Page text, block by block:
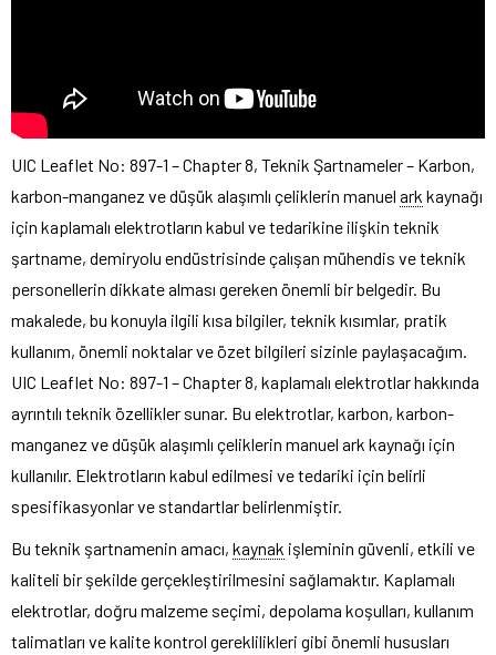
UIC Leaflet No: 897-1 – Chapter 8, Teknik Şartnameler – Karbon,
karbon-manganez ve düşük alaşımlı çeliklerin manuel ark kaynağı
için kaplamalı elektrotların kabul ve tedarikine ilişkin teknik
şartname, demiryolu endüstrisinde çalışan mühendis ve teknik
personellerin dikkate alması gereken önemli bir belgedir. Bu
makalede, bu konuyla ilgili kısa bilgiler, teknik kısımlar, pratik
kullanım, önemli noktalar ve özet bilgileri sizinle paylaşacağım.
UIC Leaflet No: 897-1 – Chapter 8, kaplamalı elektrotlar hakkında
ayrıntılı teknik özellikler sunar. Bu elektrotlar, karbon, karbon-
manganez ve düşük alaşımlı çeliklerin manuel ark kaynağı için
kullanılır. Elektrotların kabul edilmesi ve tedariki için belirli
spesifikasyonlar ve standartlar belirlenmiştir.
Bu teknik şartnamenin amacı, kaynak işleminin güvenli, etkili ve
kaliteli bir şekilde gerçekleştirilmesini sağlamaktır. Kaplamalı
elektrotlar, doğru malzeme seçimi, depolama koşulları, kullanım
talimatları ve kalite kontrol gereklilikleri gibi önemli hususları